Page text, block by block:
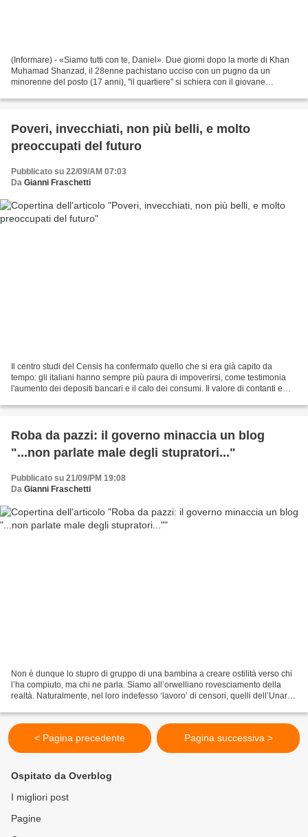
(Informare) - «Siamo tutti con te, Daniel». Due giorni dopo la morte di Khan
Muhamad Shanzad, il 28enne pachistano ucciso con un pugno da un
minorenne del posto (17 anni), "il quartiere" si schiera con il giovane
Poveri, invecchiati, non più belli, e molto
preoccupati del futuro
Pubblicato su 22/09/AM 07:03
Da Gianni Fraschetti
Il centro studi del Censis ha confermato quello che si era già capito da
tempo: gli italiani hanno sempre più paura di impoverirsi, come testimonia
l'aumento dei depositi bancari e il calo dei consumi. Il valore di contanti e
Roba da pazzi: il governo minaccia un blog
"...non parlate male degli stupratori..."
Pubblicato su 21/09/PM 19:08
Da Gianni Fraschetti
Non è dunque lo stupro di gruppo di una bambina a creare ostilità verso chi
l’ha compiuto, ma chi ne parla. Siamo all’orwelliano rovesciamento della
realtà. Naturalmente, nel loro indefesso ‘lavoro’ di censori, quelli dell’Unar –
< Pagina precedente Pagina successiva >
Ospitato da Overblog
I migliori post
Pagine